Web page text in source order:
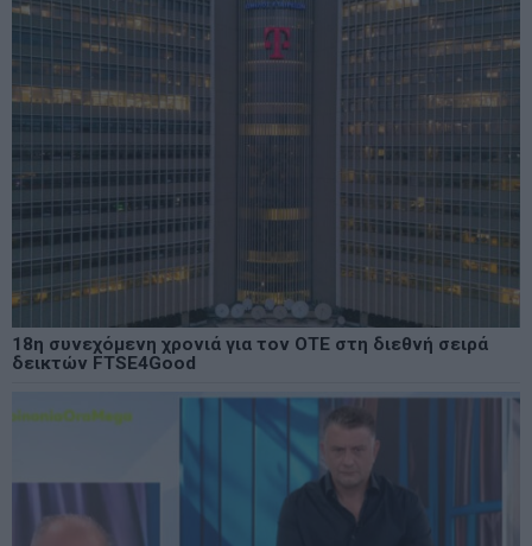
18η συνεχόμενη χρονιά για τον ΟΤΕ στη διεθνή σειρά
δεικτών FTSE4Good